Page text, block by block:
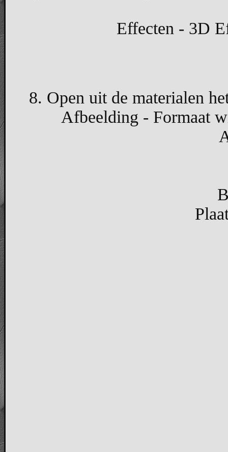
Effecten - 3D
8. Open uit de materialen
Afbeelding - Formaat